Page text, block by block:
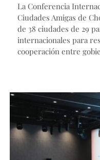
La Conferencia
Ciudades Amigas de
de 38 ciudades de 29
internacionales para
cooperación entre